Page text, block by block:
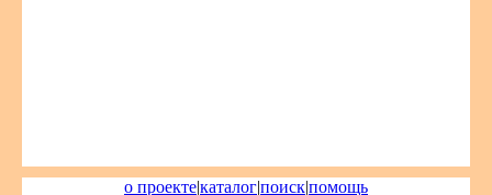
о проекте|каталог|поиск|помощь